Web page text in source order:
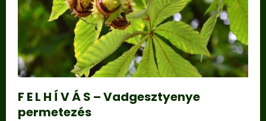
F E L H Í V Á S – Vadgesztyenye
permetezés